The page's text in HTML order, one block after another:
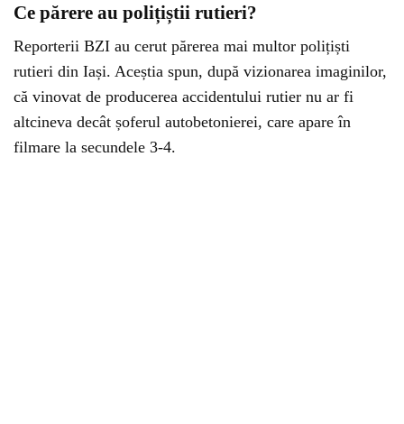
Ce părere au polițiștii rutieri?
Reporterii BZI au cerut părerea mai multor polițiști
rutieri din Iași. Aceștia spun, după vizionarea imaginilor,
că vinovat de producerea accidentului rutier nu ar fi
altcineva decât șoferul autobetonierei, care apare în
filmare la secundele 3-4.